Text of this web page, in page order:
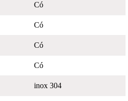
Có
Có
Có
Có
inox 304